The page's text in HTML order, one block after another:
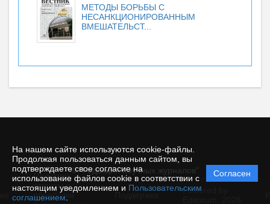
На нашем сайте используются cookie-файлы.
Продолжая пользоваться данным сайтом, вы
подтверждаете свое согласие на
использование файлов cookie в соответствии с
настоящим уведомлением и Пользовательским
соглашением
Согласен
МЕТОДЫ БОРЬБЫ С
НЕСАНКЦИОНИРОВАННЫМ
ВМЕШАТЕЛЬСТ...
© "Редакция научных журналов"
Политика
защиты и
обработки
Powered by